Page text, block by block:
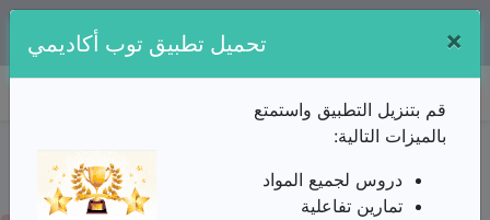
ملخص الدرس / الثالثة ثانوي/تاريخ و جغرافيا/تطور العالم
في ظل الثنائية القطبية/بروز الصراع و تشكل العالم
الملخص
تحميل تطبيق توب أكاديمي ×
قم بتنزيل التطبيق واستمتع
بالميزات التالية:
دروس لجميع المواد
تمارين تفاعلية